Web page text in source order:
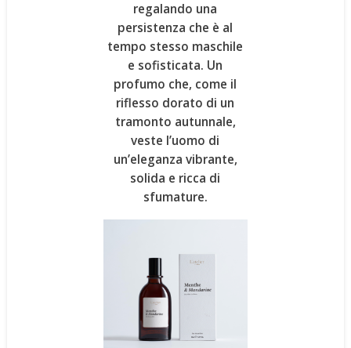
regalando una
persistenza che è al
tempo stesso maschile
e sofisticata. Un
profumo che, come il
riflesso dorato di un
tramonto autunnale,
veste l’uomo di
un’eleganza vibrante,
solida e ricca di
sfumature.